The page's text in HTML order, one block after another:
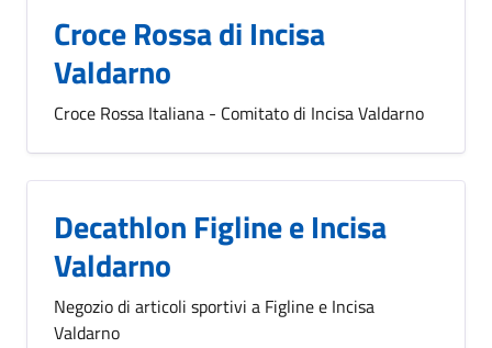
Croce Rossa di Incisa
Valdarno
Croce Rossa Italiana - Comitato di Incisa Valdarno
Decathlon Figline e Incisa
Valdarno
Negozio di articoli sportivi a Figline e Incisa
Valdarno